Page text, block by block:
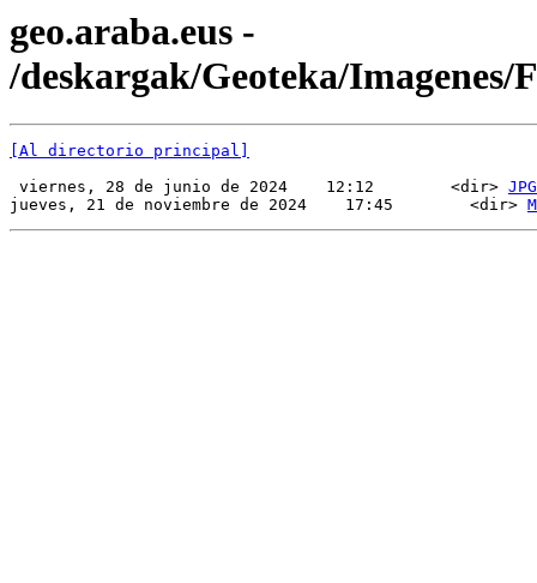
geo.araba.eus -
/deskargak/Geoteka/Imagenes/
[Al directorio principal]
viernes, 28 de junio de 2024    12:12        <dir> JPG
jueves, 21 de noviembre de 2024    17:45        <dir>